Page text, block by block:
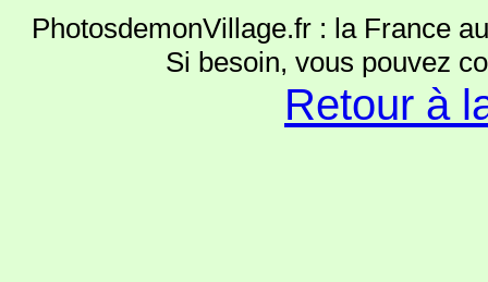
PhotosdemonVillage.fr : la France
Si besoin, vous pouvez
Retour à